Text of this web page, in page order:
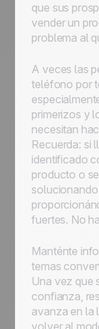
que sus
vender un
problema al
A veces las
teléfono por
primerizos y
necesitan
Recuerda: si
identificado
producto o
fuertes. No
Manténte
temas
Una vez que
confianza,
avanza en la
volver al